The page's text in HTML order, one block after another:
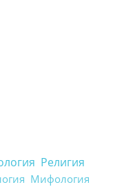
Религия
Мифология